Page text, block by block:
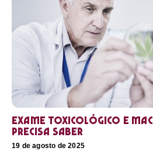
Exame toxicológico e
precisa saber
19 de agosto de 2025